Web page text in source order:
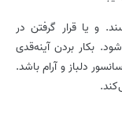
و یا قرار گرفتن در
بکار بردن آینه‌قدی
دلباز و آرام باشد.